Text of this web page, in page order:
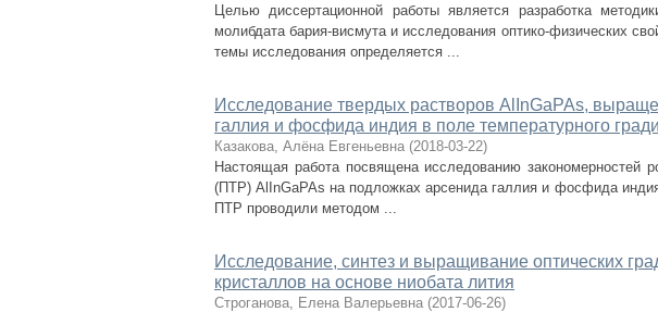
Целью диссертационной работы является разработка
молибдата бария-висмута и исследования оптико-физических
темы исследования определяется ...
Исследование твердых растворов AlInGaPAs,
галлия и фосфида индия в поле температурного
Казакова, Алёна Евгеньевна (2018-03-22)
Настоящая работа посвящена исследованию закономерностей
(ПТР) AlInGaPAs на подложках арсенида галлия и фосфида
ПТР проводили методом ...
Исследование, синтез и выращивание оптических
кристаллов на основе ниобата лития
Строганова, Елена Валерьевна (2017-06-26)